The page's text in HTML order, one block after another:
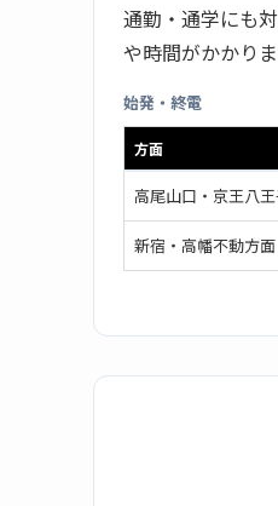
通勤・通学にも
や時間がかかり
始発・終電
方面
高尾山口・京王八
新宿・高幡不動方面